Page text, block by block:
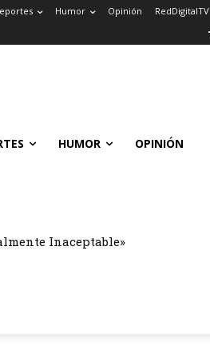
Humor Opinión RedDigitalTV
HUMOR OPINIÓN
Inaceptable»